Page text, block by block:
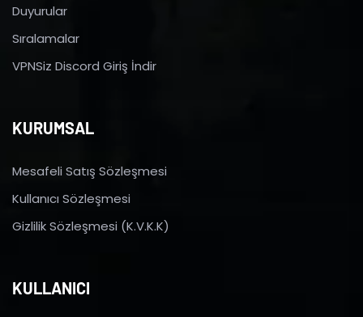
Duyurular
Sıralamalar
VPNSiz Discord Giriş İndir
KURUMSAL
Mesafeli Satış Sözleşmesi
Kullanıcı Sözleşmesi
Gizlilik Sözleşmesi (K.V.K.K)
KULLANICI